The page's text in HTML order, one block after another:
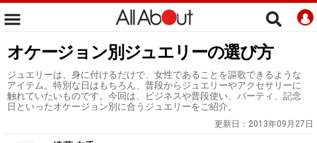
オケージョン別ジュエリーの選び方
ジュエリーは、身に付けるだけで、女性であることを謳歌できるような
アイテム。特別な日はもちろん、普段からジュエリーやアクセサリーに
触れていたいものです。今回は、ビジネスや普段使い、パーティ、記念
日といったオケージョン別に合うジュエリーをご紹介。
更新日： 2013年09月27日